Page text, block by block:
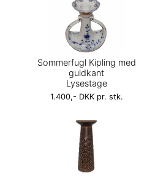
Sommerfugl Kipling med
guldkant
Lysestage
1.400,- DKK pr. stk.